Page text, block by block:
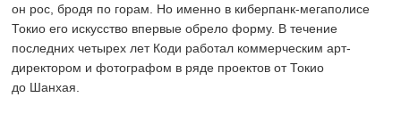
он рос, бродя по горам. Но именно в киберпанк-мегаполисе
Токио его искусство впервые обрело форму. В течение
последних четырех лет Коди работал коммерческим арт-
директором и фотографом в ряде проектов от Токио
до Шанхая.